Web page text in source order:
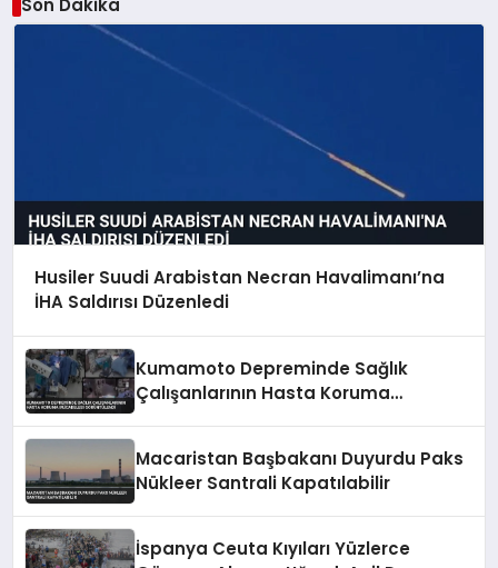
Son Dakika
Husiler Suudi Arabistan Necran Havalimanı’na
İHA Saldırısı Düzenledi
Kumamoto Depreminde Sağlık
Çalışanlarının Hasta Koruma
Macaristan Başbakanı Duyurdu Paks
Nükleer Santrali Kapatılabilir
İspanya Ceuta Kıyıları Yüzlerce